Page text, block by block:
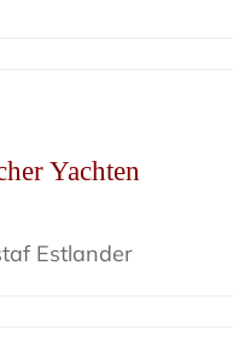
Yachten
Estlander